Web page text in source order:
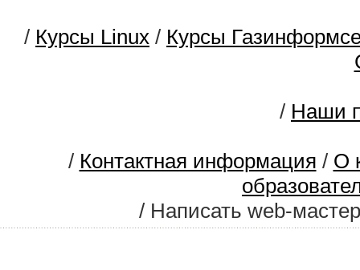
/ Курсы Linux / Курсы
/ Наши
/ Контактная информация / О
/ Написать web-